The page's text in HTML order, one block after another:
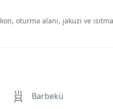
oturma alanı, jakuzi ve
Barbekü